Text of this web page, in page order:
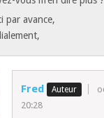
299€. Ce modèle n’est
ne fasse pas
Mais en
vraiment mieux
(Asus C302).
mal à me faire une
en